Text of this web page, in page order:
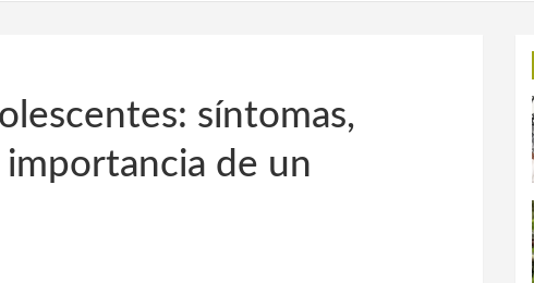
síntomas,
de un